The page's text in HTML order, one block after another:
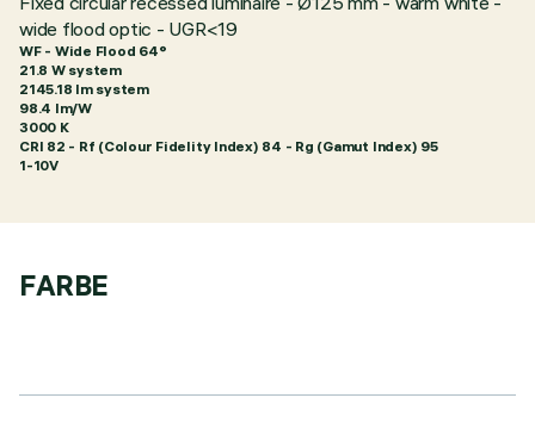
wide flood optic - UGR<19
WF - Wide Flood 64°
21.8 W system
2145.18 lm system
98.4 lm/W
3000 K
CRI 82 - Rf (Colour Fidelity Index) 84 - Rg (Gamut Index) 95
1-10V
FARBE